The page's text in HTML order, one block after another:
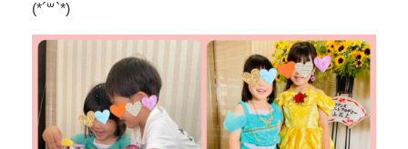
(*´꒳`*)